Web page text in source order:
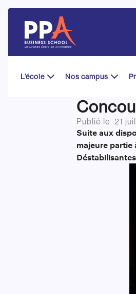
content
L’école Nos campus
Publié le21
Suite aux
majeure partie